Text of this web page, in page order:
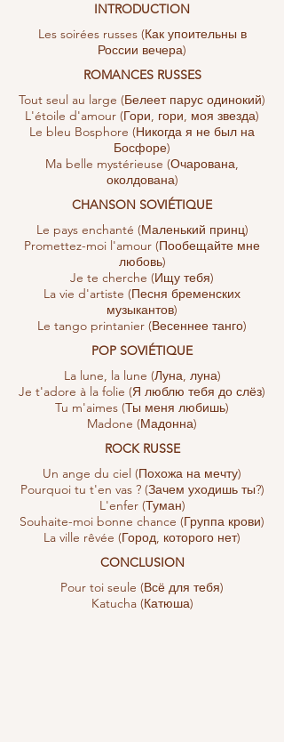
INTRODUCTION
Les soirées russes (Как упоительны в
России вечера)
ROMANCES RUSSES
Tout seul au large (Белеет парус одинокий)
L'étoile d'amour (Гори, гори, моя звезда)
Le bleu Bosphore (Никогда я не был на
Босфоре)
Ma belle mystérieuse (Очарована,
околдована)
CHANSON SOVIÉTIQUE
Le pays enchanté (Маленький принц)
Promettez-moi l'amour (Пообещайте мне
любовь)
Je te cherche (Ищу тебя)
La vie d'artiste (Песня бременских
музыкантов)
Le tango printanier (Весеннее танго)
POP SOVIÉTIQUE
La lune, la lune (Луна, луна)
Je t'adore à la folie (Я люблю тебя до слёз)
Tu m'aimes (Ты меня любишь)
Madone (Мадонна)
ROCK RUSSE
Un ange du ciel (Похожа на мечту)
Pourquoi tu t'en vas ? (Зачем уходишь ты?)
L'enfer (Туман)
Souhaite-moi bonne chance (Группа крови)
La ville rêvée (Город, которого нет)
CONCLUSION
Pour toi seule (Всё для тебя)
Katucha (Катюша)